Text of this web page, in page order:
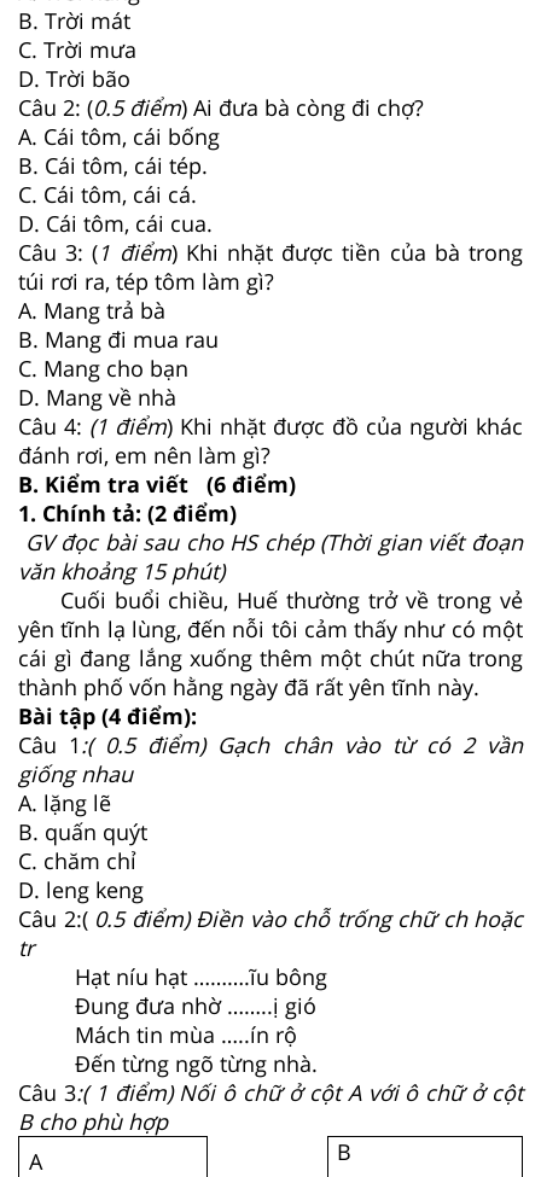
B. Trời mát
C. Trời mưa
D. Trời bão
Câu 2: (0.5 điểm) Ai đưa bà còng đi chợ?
A. Cái tôm, cái bống
B. Cái tôm, cái tép.
C. Cái tôm, cái cá.
D. Cái tôm, cái cua.
Câu 3: (1 điểm) Khi nhặt được tiền của bà trong
túi rơi ra, tép tôm làm gì?
A. Mang trả bà
B. Mang đi mua rau
C. Mang cho bạn
D. Mang về nhà
Câu 4: (1 điểm) Khi nhặt được đồ của người khác
đánh rơi, em nên làm gì?
B. Kiểm tra viết (6 điểm)
1. Chính tả: (2 điểm)
GV đọc bài sau cho HS chép (Thời gian viết đoạn
văn khoảng 15 phút)
Cuối buổi chiều, Huế thường trở về trong vẻ
yên tĩnh lạ lùng, đến nỗi tôi cảm thấy như có một
cái gì đang lắng xuống thêm một chút nữa trong
thành phố vốn hằng ngày đã rất yên tĩnh này.
Bài tập (4 điểm):
Câu 1:( 0.5 điểm) Gạch chân vào từ có 2 vần
giống nhau
A. lặng lẽ
B. quấn quýt
C. chăm chỉ
D. leng keng
Câu 2:(0.5 điểm) Điền vào chỗ trống chữ ch hoặc
tr
Hạt níu hạt ……….ĩu bông
Đung đưa nhờ ……..ị gió
Mách tin mùa …..ín rộ
Đến từng ngõ từng nhà.
Câu 3:( 1 điểm) Nối ô chữ ở cột A với ô chữ ở cột
B cho phù hợp
A
B